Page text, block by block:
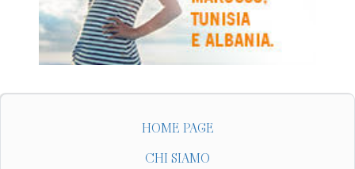
HOME PAGE
CHI SIAMO